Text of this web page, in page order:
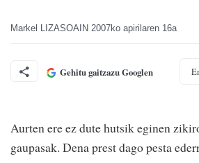
Markel LIZASOAIN 2007ko apirilaren 16a
Gehitu gaitzazu Googlen
Aurten ere ez dute hutsik eginen
gaupasak. Dena prest dago pesta